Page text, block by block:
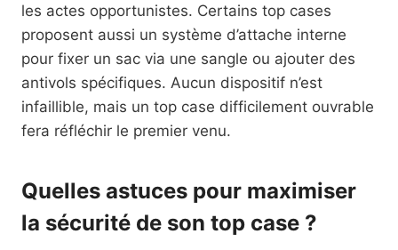
les actes opportunistes. Certains top cases
proposent aussi un système d’attache interne
pour fixer un sac via une sangle ou ajouter des
antivols spécifiques. Aucun dispositif n’est
infaillible, mais un top case difficilement ouvrable
fera réfléchir le premier venu.
Quelles astuces pour maximiser
la sécurité de son top case ?